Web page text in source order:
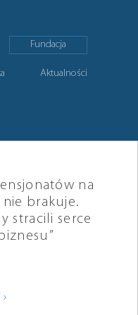
Fundacja
Aktualności
na
nie brakuje.
stracili serce